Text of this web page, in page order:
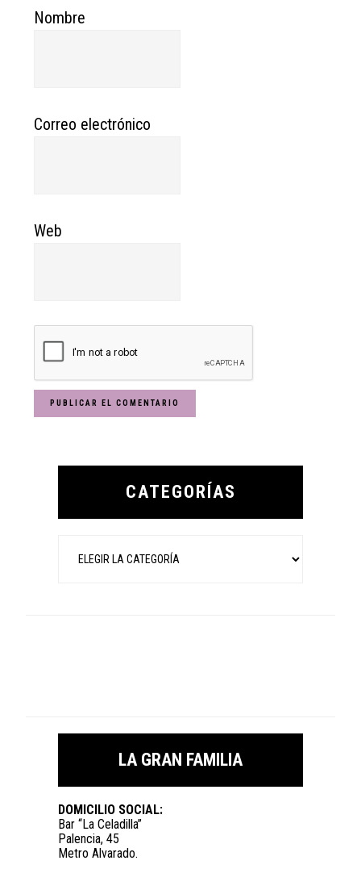
Nombre
Correo electrónico
Web
Primary
CATEGORÍAS
LA GRAN FAMILIA
DOMICILIO SOCIAL:
Bar “La Celadilla”
Palencia, 45
Metro Alvarado.